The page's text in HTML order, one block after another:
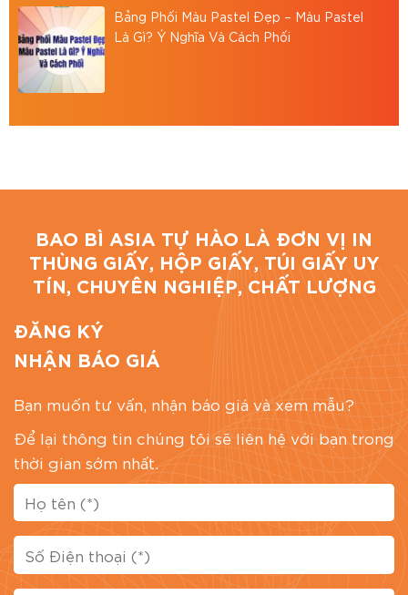
Bình, TP.HCM
Hotline: 0867886811
Email: baobiasiavn@gmail.com
Website: https://baobiasia.com
Bảng Phối Màu Pastel Đẹp – Màu Pastel
Là Gì? Ý Nghĩa Và Cách Phối
BAO BÌ ASIA TỰ HÀO LÀ ĐƠN VỊ IN
THÙNG GIẤY, HỘP GIẤY, TÚI GIẤY UY
TÍN, CHUYÊN NGHIỆP, CHẤT LƯỢNG
ĐĂNG KÝ
NHẬN BÁO GIÁ
Bạn muốn tư vấn, nhận báo giá và xem mẫu?
Để lại thông tin chúng tôi sẽ liên hệ với bạn trong
thời gian sớm nhất.